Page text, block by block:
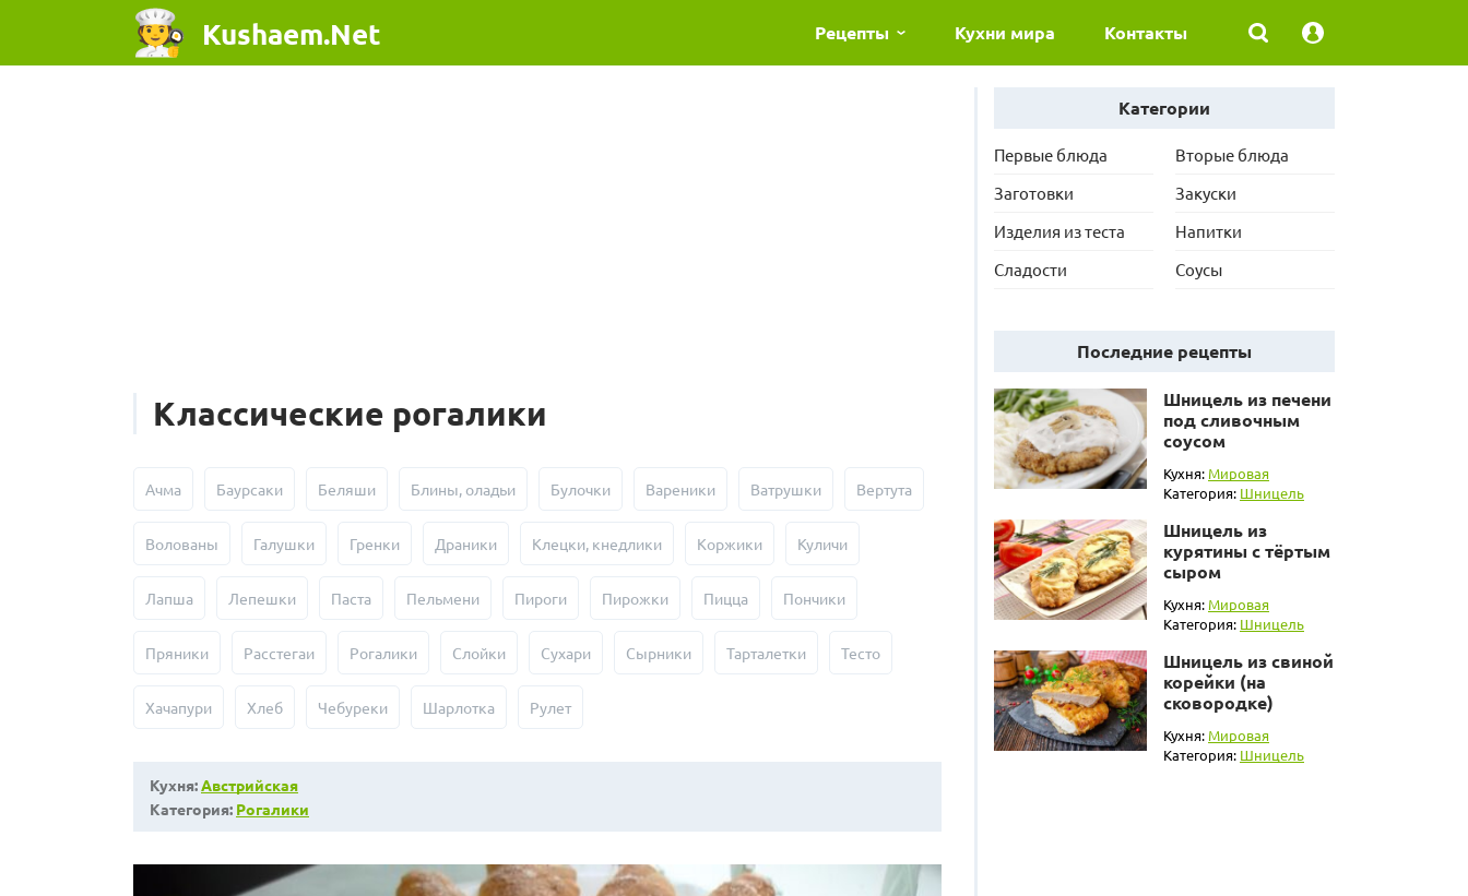
Kushaem.Net Рецепты Кухни мира Контакты
Классические рогалики
Ачма Баурсаки Беляши Блины, оладьи Булочки Вареники Ватрушки Вертута
Волованы Галушки Гренки Драники Клецки, кнедлики Коржики Куличи
Лапша Лепешки Паста Пельмени Пироги Пирожки Пицца Пончики
Пряники Расстегаи Рогалики Слойки Сухари Сырники Тарталетки Тесто
Хачапури Хлеб Чебуреки Шарлотка Рулет
Кухня:Австрийская
Категория: Рогалики
Категории
Первые блюда
Вторые блюда
Заготовки
Закуски
Изделия из теста
Напитки
Сладости
Соусы
Последние рецепты
Шницель из печени
под сливочным
соусом
Кухня: Мировая
Категория: Шницель
Шницель из
курятины с тёртым
сыром
Кухня: Мировая
Категория: Шницель
Шницель из свиной
корейки (на
сковородке)
Кухня: Мировая
Категория: Шницель